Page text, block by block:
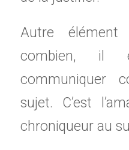
Autre
combien, il
communiquer
sujet. C’est
chroniqueur au